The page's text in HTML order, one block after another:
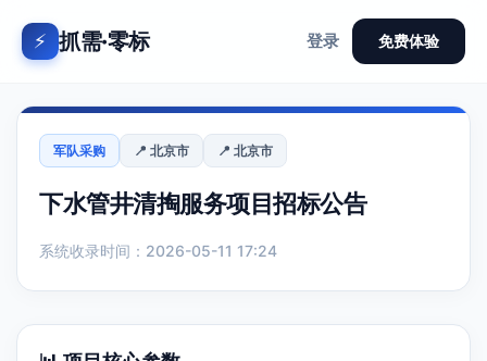
⚡ 抓需·零标 登录 免费体验
军队采购 📍 北京市 📍 北京市
下水管井清掏服务项目招标公告
系统收录时间：2026-05-11 17:24